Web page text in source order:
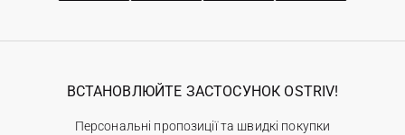
ВСТАНОВЛЮЙТЕ ЗАСТОСУНОК OSTRIV!
Персональні пропозиції та швидкі покупки